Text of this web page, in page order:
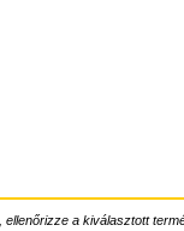
a kiválasztott